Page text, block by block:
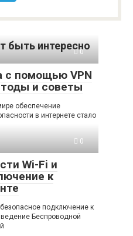
быть интересно
0
с помощью VPN
и советы
обеспечение
в интернете стало
0
Wi-Fi и
к
подключение к
Беспроводной